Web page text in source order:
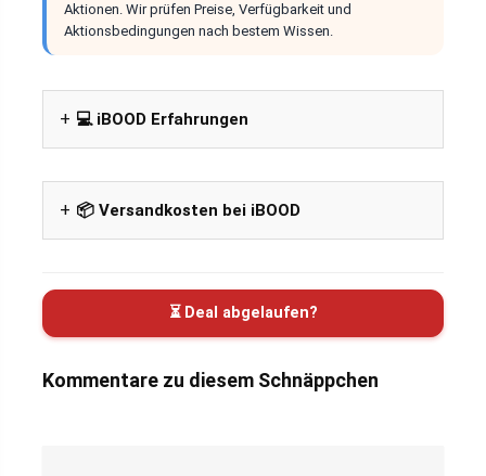
Aktionen. Wir prüfen Preise, Verfügbarkeit und
Aktionsbedingungen nach bestem Wissen.
💻 iBOOD Erfahrungen
📦 Versandkosten bei iBOOD
⏳ Deal abgelaufen?
Kommentare zu diesem Schnäppchen